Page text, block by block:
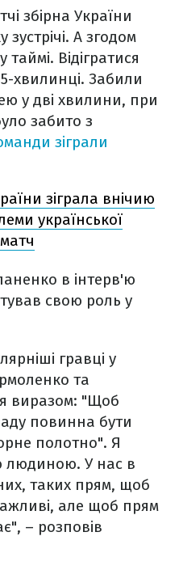
збірна України
А згодом
Відігратися
хвилинці. Забили
у дві хвилини, при
забито з
зіграли
зіграла внічию
української
в інтерв'ю
свою роль у
гравці у
та
виразом: "Щоб
повинна бути
полотно". Я
людиною. У нас в
таких прям, щоб
але щоб прям
– розповів